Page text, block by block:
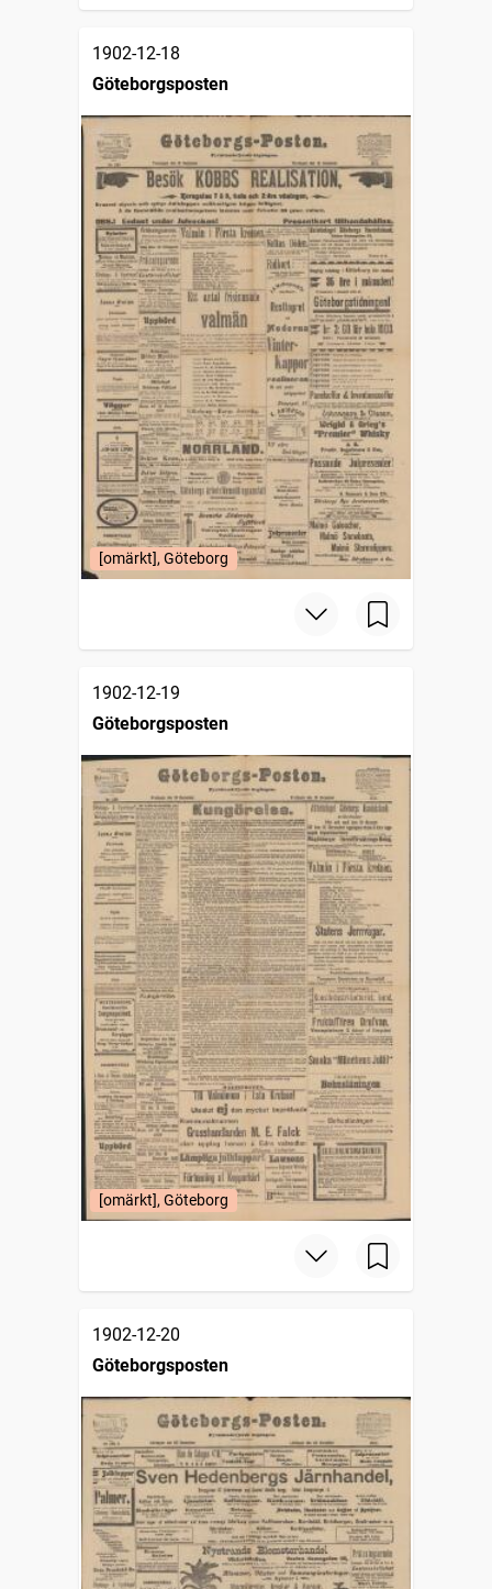
1902-12-18
Göteborgsposten
[omärkt], Göteborg
1902-12-19
Göteborgsposten
[omärkt], Göteborg
1902-12-20
Göteborgsposten